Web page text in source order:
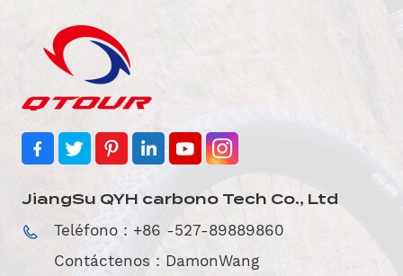
JiangSu QYH carbono Tech Co., Ltd
Teléfono : +86 -527-89889860
Contáctenos : DamonWang